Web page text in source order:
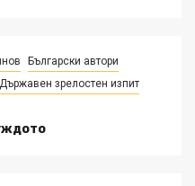
Български автори
Държавен зрелостен изпит